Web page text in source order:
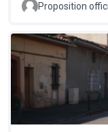
Proposition